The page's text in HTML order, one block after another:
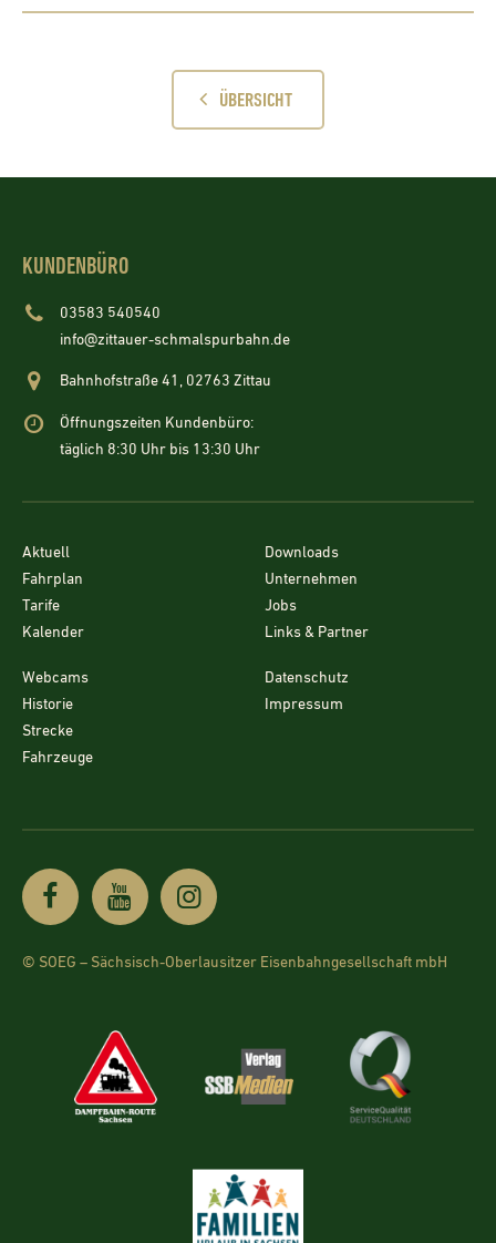
ÜBERSICHT
KUNDENBÜRO
03583 540540
info@zittauer-schmalspurbahn.de
Bahnhofstraße 41, 02763 Zittau
Öffnungszeiten Kundenbüro:
täglich 8:30 Uhr bis 13:30 Uhr
Aktuell
Fahrplan
Tarife
Kalender
Downloads
Unternehmen
Jobs
Links & Partner
Webcams
Historie
Strecke
Fahrzeuge
Datenschutz
Impressum
© SOEG – Sächsisch-Oberlausitzer Eisenbahngesellschaft mbH